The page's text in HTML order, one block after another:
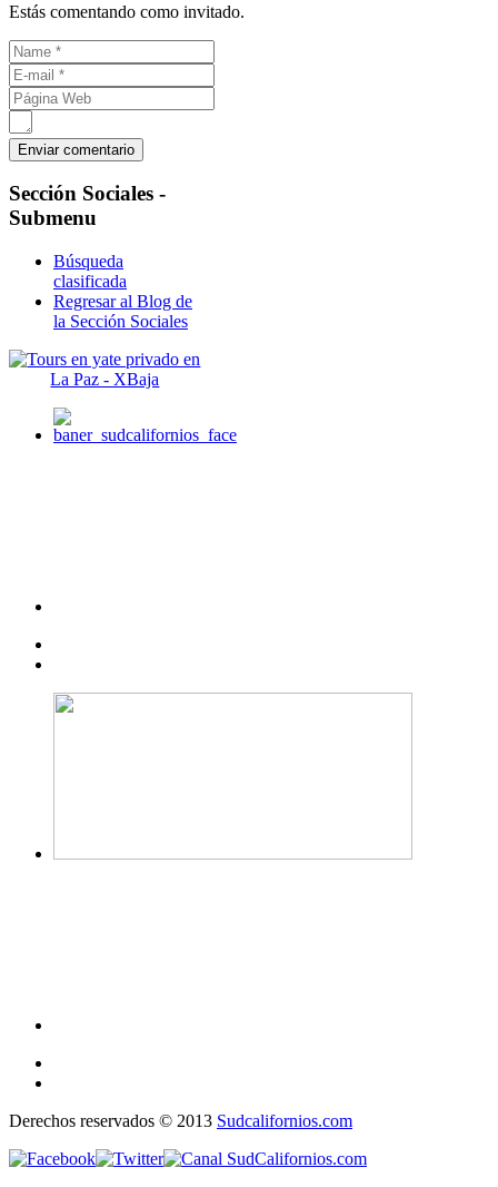
Estás comentando como invitado.
Sección Sociales -
Submenu
Búsqueda
clasificada
Regresar al Blog de
la Sección Sociales
Derechos reservados © 2013 Sudcalifornios.com